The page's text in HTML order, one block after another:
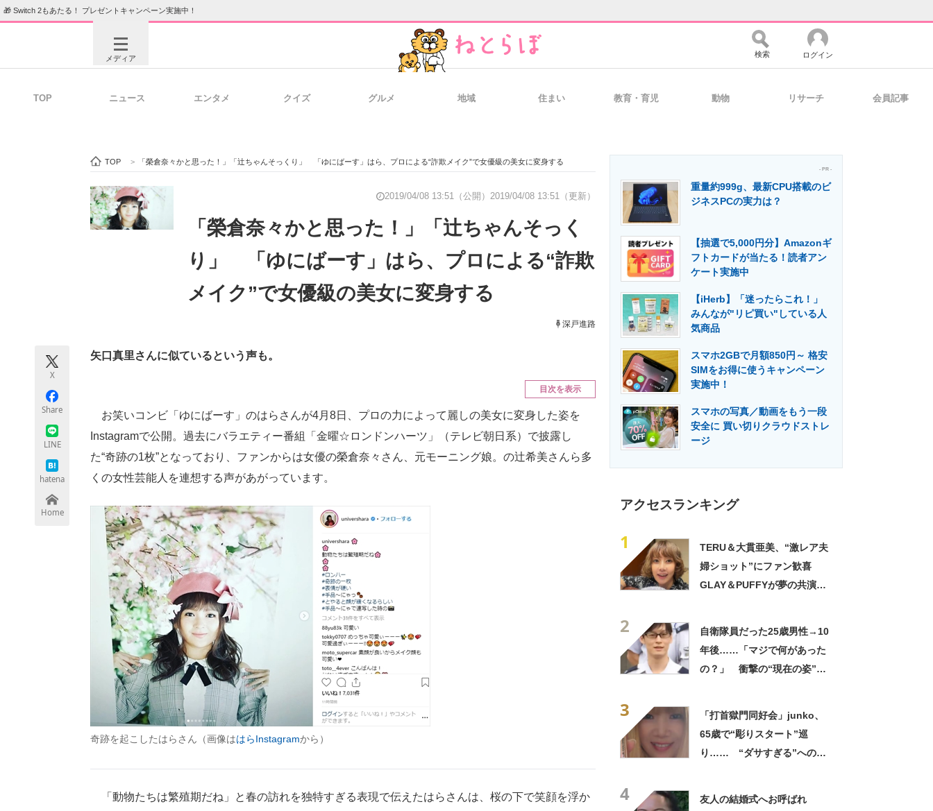
🎁 Switch 2もあたる！ プレゼントキャンペーン実施中！
メディア
ビジネスと働き方のヒント 経営リーダーのコミュニティ マーケ×ITの今がよく分かる
ITエンジニア向け専門サイト 企業向けIT製品の総合サイト IT製品の技術・比較・事例 製造業のIT導入・活用を支援
エネルギーの専門メディア 建設×テクノロジーの最前線
検索 ログイン
TOP ニュース エンタメ クイズ グルメ 地域 住まい 教育・育児 動物 リサーチ 会員記事
TOP > 「榮倉奈々かと思った！」「辻ちゃんそっくり」 「ゆにばーす」はら、プロによる“詐欺メイク”で女優級の美女に変身する
2019/04/08 13:51（公開） 2019/04/08 13:51（更新）
「榮倉奈々かと思った！」「辻ちゃんそっく
り」 「ゆにばーす」はら、プロによる“詐欺
メイク”で女優級の美女に変身する
深戸進路
X
Share
LINE
hatena
Home
矢口真里さんに似ているという声も。
目次を表示
お笑いコンビ「ゆにばーす」のはらさんが4月8日、プロの力によって麗しの美女に変身した姿を
Instagramで公開。過去にバラエティー番組「金曜☆ロンドンハーツ」（テレビ朝日系）で披露し
た“奇跡の1枚”となっており、ファンからは女優の榮倉奈々さん、元モーニング娘。の辻希美さんら多
くの女性芸能人を連想する声があがっています。
奇跡を起こしたはらさん（画像ははらInstagramから）
「動物たちは繁殖期だね」と春の訪れを独特すぎる表現で伝えたはらさんは、桜の下で笑顔を浮か
- PR -
重量約999g、最新CPU搭載のビ
ジネスPCの実力は？
【抽選で5,000円分】Amazonギ
フトカードが当たる！読者アン
ケート実施中
【iHerb】「迷ったらこれ！」
みんなが"リピ買い"している人
気商品
スマホ2GBで月額850円～ 格安
SIMをお得に使うキャンペーン
実施中！
スマホの写真／動画をもう一段
安全に 買い切りクラウドストレ
ージ
アクセスランキング
1
TERU＆大貫亜美、“激レア夫
婦ショット”にファン歓喜
GLAY＆PUFFYが夢の共演
2
自衛隊員だった25歳男性→10
年後……「マジで何があった
の？」 衝撃の“現在の姿”が
3
「打首獄門同好会」junko、
65歳で“彫りスタート”巡
り…… “ダサすぎる”への持
4
友人の結婚式へお呼ばれ